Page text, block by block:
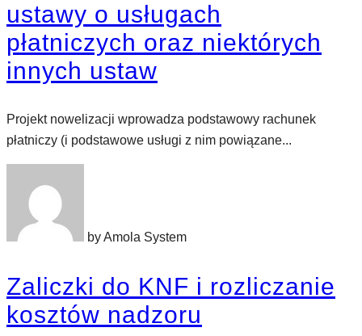
ustawy o usługach
płatniczych oraz niektórych
innych ustaw
Projekt nowelizacji wprowadza podstawowy rachunek
płatniczy (i podstawowe usługi z nim powiązane...
by Amola System
Zaliczki do KNF i rozliczanie
kosztów nadzoru